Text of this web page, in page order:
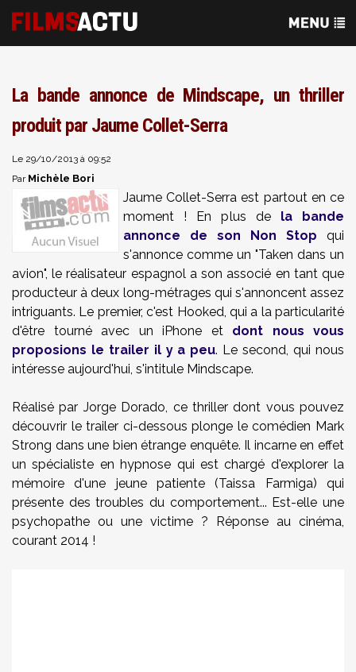
La bande annonce de Mindscape, un thriller
produit par Jaume Collet-Serra
Le 29/10/2013 à 09:52
Par Michèle Bori
Jaume Collet-Serra est partout en ce
moment ! En plus de la bande
annonce de son Non Stop qui
s'annonce comme un "Taken dans un
avion", le réalisateur espagnol a son associé en tant que
producteur à deux long-métrages qui s'annoncent assez
intriguants. Le premier, c'est Hooked, qui a la particularité
d'être tourné avec un iPhone et dont nous vous
proposions le trailer il y a peu. Le second, qui nous
intéresse aujourd'hui, s'intitule Mindscape.
Réalisé par Jorge Dorado, ce thriller dont vous pouvez
découvrir le trailer ci-dessous plonge le comédien Mark
Strong dans une bien étrange enquête. Il incarne en effet
un spécialiste en hypnose qui est chargé d'explorer la
mémoire d'une jeune patiente (Taissa Farmiga) qui
présente des troubles du comportement... Est-elle une
psychopathe ou une victime ? Réponse au cinéma,
courant 2014 !